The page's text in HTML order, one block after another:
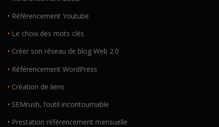
• Référencement Youtube
• Le choix des mots clés
• Créer son réseau de blog Web 2.0
• Référencement WordPress
• Création de liens
• SEMrush, l’outil incontournable
• Prestation référencement mensuelle